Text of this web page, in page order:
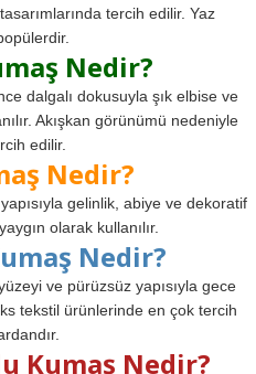
tercih edilir. Yaz
Nedir?
dalgalı dokusuyla şık elbise ve
Akışkan görünümü nedeniyle
edilir.
Nedir?
gelinlik, abiye ve dekoratif
olarak kullanılır.
Nedir?
ve pürüzsüz yapısıyla gece
tekstil ürünlerinde en çok tercih
Kumaş Nedir?